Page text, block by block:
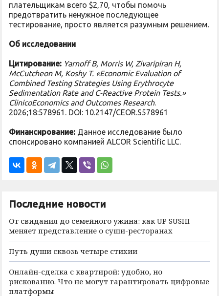
плательщикам всего $2,70, чтобы помочь
предотвратить ненужное последующее
тестирование, просто является разумным решением.
Об исследовании
Цитирование: Yarnoff B, Morris W, Zivaripiran H,
McCutcheon M, Koshy T. «Economic Evaluation of
Combined Testing Strategies Using Erythrocyte
Sedimentation Rate and C-Reactive Protein Tests.»
ClinicoEconomics and Outcomes Research.
2026;18:578961. DOI: 10.2147/CEOR.S578961
Финансирование: Данное исследование было
спонсировано компанией ALCOR Scientific LLC.
Последние новости
От свидания до семейного ужина: как UP SUSHI
меняет представление о суши-ресторанах
Путь души сквозь четыре стихии
Онлайн-сделка с квартирой: удобно, но
рискованно. Что не могут гарантировать цифровые
платформы